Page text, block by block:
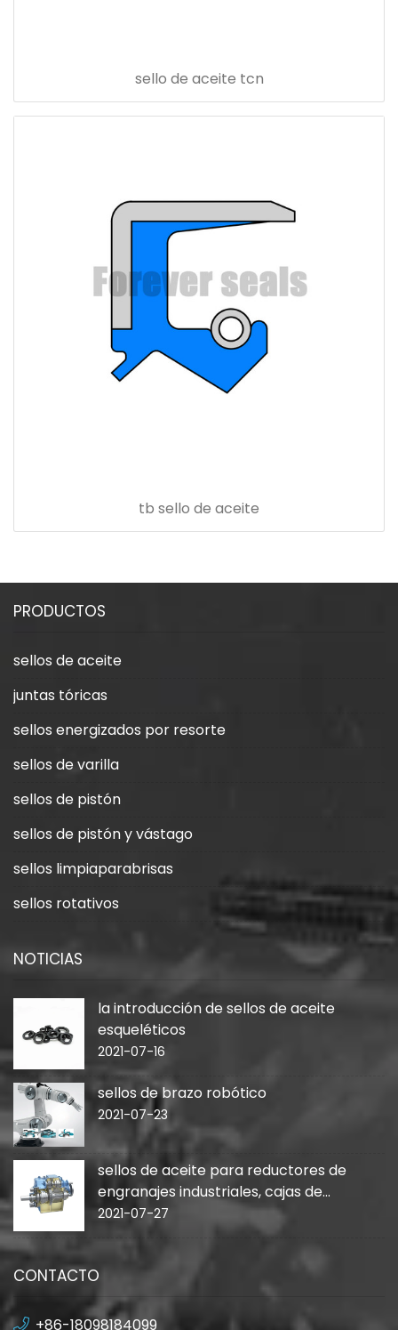
sello de aceite tcn
tb sello de aceite
PRODUCTOS
sellos de aceite
juntas tóricas
sellos energizados por resorte
sellos de varilla
sellos de pistón
sellos de pistón y vástago
sellos limpiaparabrisas
sellos rotativos
NOTICIAS
la introducción de sellos de aceite
esqueléticos
2021-07-16
sellos de brazo robótico
2021-07-23
sellos de aceite para reductores de
engranajes industriales, cajas de
cambios
2021-07-27
CONTACTO
+86-18098184099